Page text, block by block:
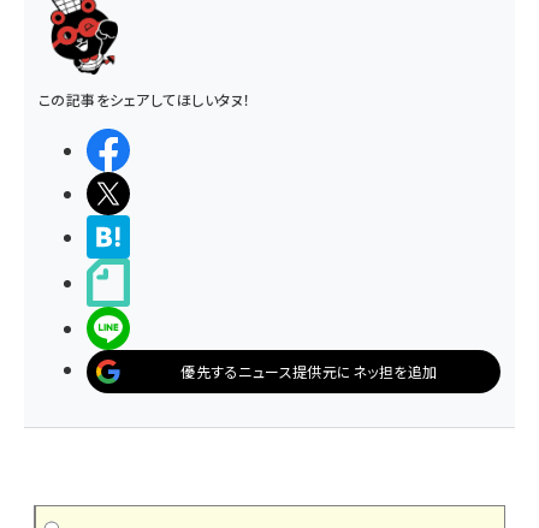
この記事をシェアしてほしいタヌ！
優先するニュース提供元にネッ担を追加